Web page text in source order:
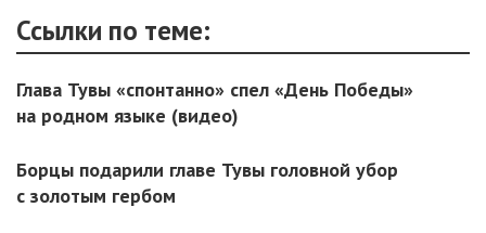
Ссылки по теме:
Глава Тувы «спонтанно» спел «День Победы»
на родном языке (видео)
Борцы подарили главе Тувы головной убор
с золотым гербом